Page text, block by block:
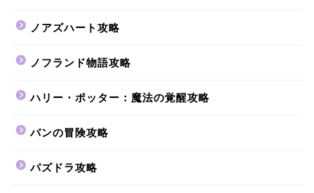
ノアズハート攻略
ノフランド物語攻略
ハリー・ポッター：魔法の覚醒攻略
バンの冒険攻略
パズドラ攻略